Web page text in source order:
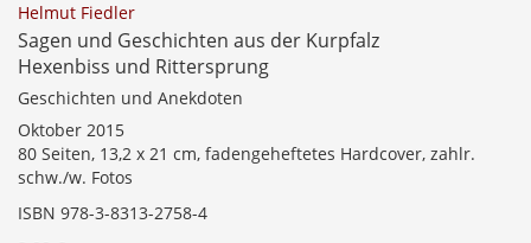
Helmut Fiedler
Sagen und Geschichten aus der Kurpfalz
Hexenbiss und Rittersprung
Geschichten und Anekdoten
Oktober 2015
80 Seiten, 13,2 x 21 cm, fadengeheftetes Hardcover, zahlr.
schw./w. Fotos
ISBN 978-3-8313-2758-4